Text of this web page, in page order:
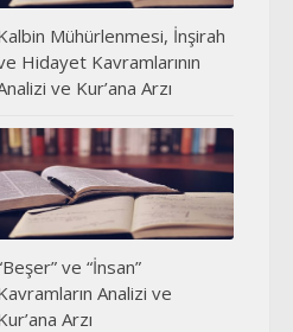
Mühürlenmesi, İnşirah
Hidayet Kavramlarının
ve Kur’ana Arzı
ve “İnsan”
Analizi ve
Arzı